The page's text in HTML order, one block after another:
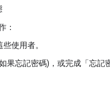
：
使用者。
果忘記密碼)，或完成「忘記